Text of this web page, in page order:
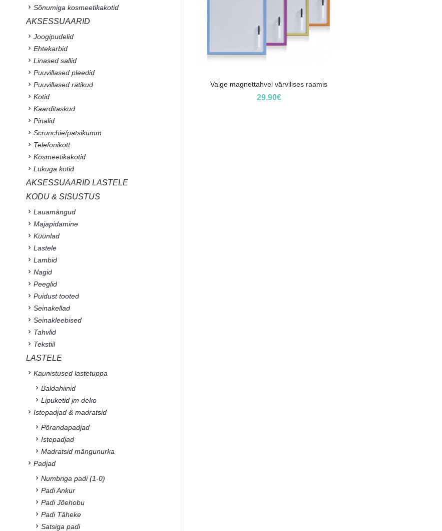
Valge magnettahvel värvilises raamis
29.90€
Sõnumiga kosmeetikakotid
AKSESSUAARID
Joogipudelid
Ehtekarbid
Linased sallid
Puuvillased pleedid
Puuvillased rätikud
Kotid
Kaarditaskud
Pinalid
Scrunchie/patsikumm
Telefonikott
Kosmeetikakotid
Lukuga kotid
AKSESSUAARID LASTELE
KODU & SISUSTUS
Lauamängud
Majapidamine
Küünlad
Lastele
Lambid
Nagid
Peeglid
Puidust tooted
Seinakellad
Seinakleebised
Tahvlid
Tekstiil
LASTELE
Kaunistused lastetuppa
Baldahiinid
Lipuketid jm deko
Istepadjad & madratsid
Põrandapadjad
Istepadjad
Madratsid mängunurka
Padjad
Numbriga padi (1-0)
Padi Ankur
Padi Jõehobu
Padi Täheke
Satsiga padi